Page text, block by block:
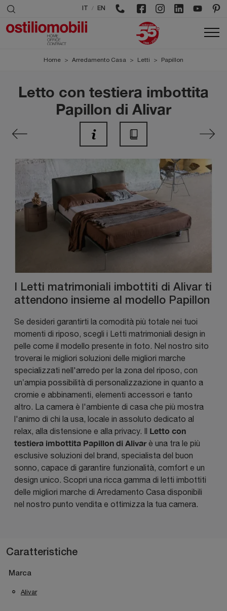
/ EN
Home > Arredamento Casa > Letti > Papillon
Letto con testiera imbottita
Papillon di Alivar
I Letti matrimoniali imbottiti di Alivar ti
attendono insieme al modello Papillon
Se desideri garantirti la comodità più totale nei tuoi
momenti di riposo, scegli i Letti matrimoniali design in
pelle come il modello presente in foto. Nel nostro sito
troverai le migliori soluzioni delle migliori marche
specializzati nell'arredo per la zona del riposo, con
un’ampia possibilità di personalizzazione in quanto a
cromie e abbinamenti, elementi accessori e tanto
altro. La camera è l'ambiente di casa che più mostra
l'animo di chi la usa, locale in assoluto dedicato al
relax, alla distensione e alla privacy. Il Letto con
testiera imbottita Papillon di Alivar è una tra le più
esclusive soluzioni del brand, specialista del buon
sonno, capace di garantire funzionalità, comfort e un
design unico. Scopri una ricca gamma di letti imbottiti
delle migliori marche di Arredamento Casa disponibili
nel nostro punto vendita e ottimizza la tua camera.
Caratteristiche
Marca
Alivar